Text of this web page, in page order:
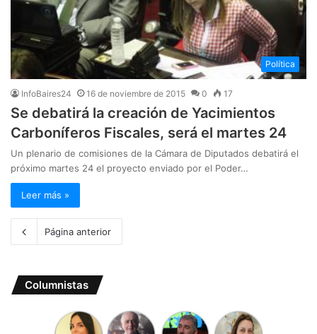
Política
InfoBaires24 16 de noviembre de 2015 0 17
Se debatirá la creación de Yacimientos
Carboníferos Fiscales, será el martes 24
Un plenario de comisiones de la Cámara de Diputados debatirá el
próximo martes 24 el proyecto enviado por el Poder…
Leer más »
Página anterior
Columnistas